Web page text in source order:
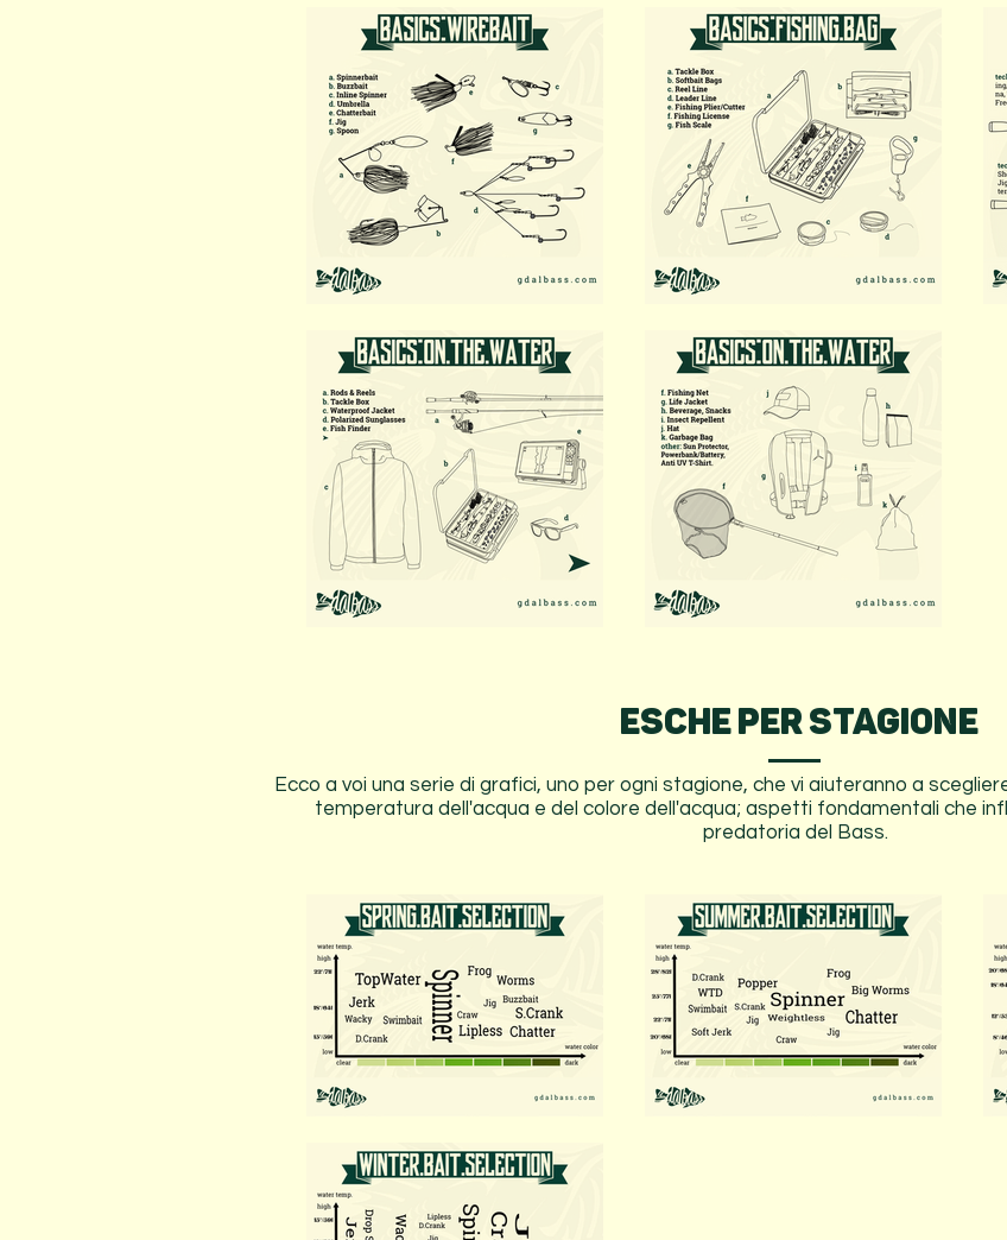
ESCHE PER STAGIONE
Ecco a voi una serie di grafici, uno per ogni stagione, che vi aiuteranno a
temperatura dell'acqua e del colore dell'acqua; aspetti fondamentali che
predatoria del Bass.